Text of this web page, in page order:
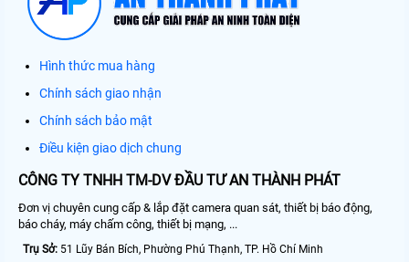
Hình thức mua hàng
Chính sách giao nhận
Chính sách bảo mật
Điều kiện giao dịch chung
CÔNG TY TNHH TM-DV ĐẦU TƯ AN THÀNH PHÁT
Đơn vị chuyên cung cấp & lắp đặt camera quan sát, thiết bị báo động,
báo cháy, máy chấm công, thiết bị mạng, ...
Trụ Sở: 51 Lũy Bán Bích, Phường Phú Thạnh, TP. Hồ Chí Minh